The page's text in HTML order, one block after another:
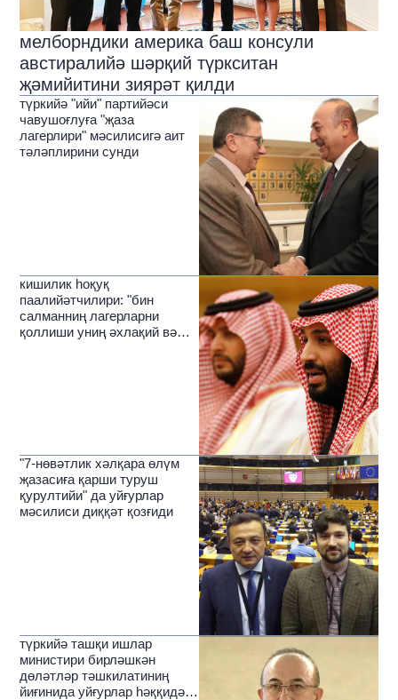
мелборндики америка баш консули
австиралийә шәрқий түркситан
җәмийитини зиярәт қилди
түркийә "ийи" партийәси
чавушоғлуға "җаза
лагерлири" мәсилисигә аит
тәләплирини сунди
кишилик һоқуқ
паалийәтчилири: "бин
салманниң лагерларни
қоллиши униң әхлақий вә
"7-нөвәтлик хәлқара өлүм
җазасиға қарши туруш
қурултийи" да уйғурлар
мәсилиси диққәт қозғиди
түркийә ташқи ишлар
министири бирләшкән
дөләтләр тәшкилатиниң
йиғинида уйғурлар һәққидә